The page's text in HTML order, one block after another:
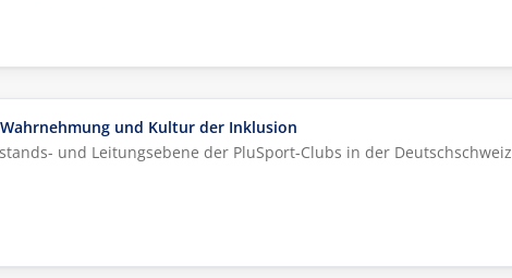
und Kultur der Inklusion
und Leitungsebene der PluSport-Clubs in der Deutschschweiz